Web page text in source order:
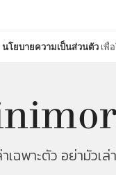
นโยบายความเป็นส่วนตัว เพื่
เฉพาะตัว อย่ามัวเ